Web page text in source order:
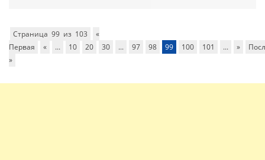
Страница 99 из 103
«
Первая
« ... 10 20 30 ... 97 98 99 100 101 ... »
»